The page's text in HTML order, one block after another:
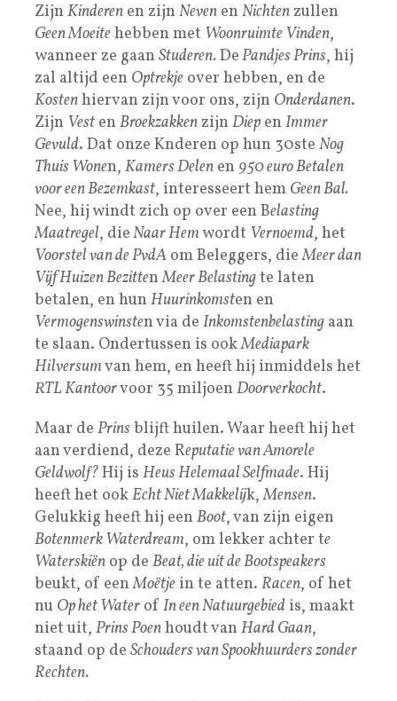
Zijn Kinderen en zijn Neven en Nichtenzullen
Geen Moeitehebben met Woonruimte Vinden,
wanneer ze gaan Studeren.DePandjes Prins, hij
zal altijd een Optrekje over hebben, en de
Kostenhiervan zijn voor ons, zijn Onderdanen.
Zijn Vest en Broekzakkenzijn Diep en Immer
Gevuld. Dat onze Knderen op hun 30ste Nog
Thuis Wonen, Kamers Delen en 950 euro Betalen
voor een Bezemkast, interesseert hem Geen Bal.
Nee, hij windt zich op over een Belasting
Maatregel, dieNaar Hemwordt Vernoemd, het
Voorstel van de PvdA om Beleggers, dieMeer dan
Vijf Huizen BezittenMeer Belastingte laten
betalen, en hun Huurinkomsten en
Vermogenswinsten via de Inkomstenbelasting aan
te slaan. Ondertussen is ookMediapark
Hilversumvan hem, en heeft hij inmiddels het
RTL Kantoorvoor 35 miljoen Doorverkocht.
Maar de Prinsblijft huilen. Waar heeft hij het
aan verdiend, deze Reputatie van Amorele
Geldwolf?Hij is Heus Helemaal Selfmade. Hij
heeft het ookEcht Niet Makkelijk,Mensen.
Gelukkig heeft hij een Boot, van zijn eigen
Botenmerk Waterdream, om lekker achter te
Waterskiën op de Beat, die uit de Bootspeakers
beukt, of eenMoëtje in te atten. Racen, of het
nu Op het Water of In een Natuurgebied is, maakt
niet uit, Prins Poenhoudt van Hard Gaan,
staand op de Schouders van Spookhuurders zonder
Rechten.